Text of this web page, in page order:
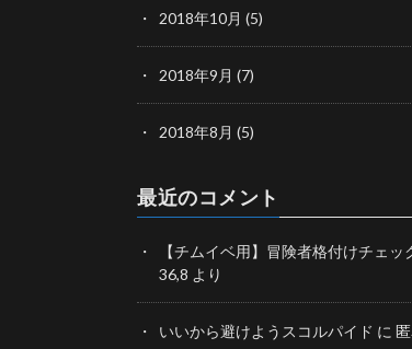
2018年10月 (5)
2018年9月 (7)
2018年8月 (5)
最近のコメント
【チムイベ用】冒険者格付けチェッ
36,8 より
いいから避けようスコルパイド に